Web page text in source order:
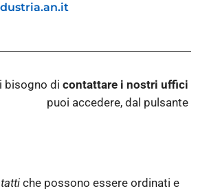
bisogno di contattare i nostri uffici
puoi accedere, dal pulsante
che possono essere ordinati e